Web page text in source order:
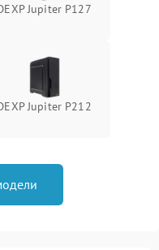
Jupiter P127
Jupiter P212